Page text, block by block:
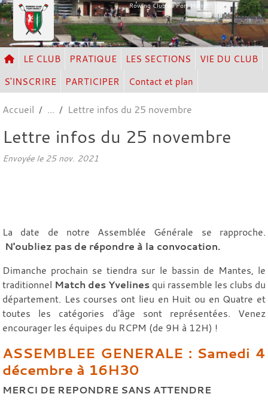
Rowing Club de Port Marly
LE CLUB PRATIQUE LES SECTIONS
VIE DU CLUB
S'INSCRIRE
PARTICIPER Contact et plan
Accueil Lettre infos du 25 novembre
Lettre infos du 25 novembre
Envoyée le 25 nov. 2021
La date de notre Assemblée Générale se rapproche.
N'oubliez pas de répondre à la convocation.
Dimanche prochain se tiendra sur le bassin de Mantes, le
traditionnel Match des Yvelines qui rassemble les clubs du
département. Les courses ont lieu en Huit ou en Quatre et
toutes les catégories d'âge sont représentées. Venez
encourager les équipes du RCPM (de 9H à 12H) !
ASSEMBLEE GENERALE : Samedi 4
décembre à 16H30
MERCI DE REPONDRE SANS ATTENDRE
Panneau de gestion des cookies